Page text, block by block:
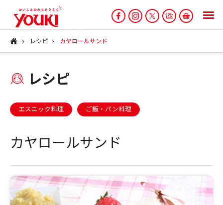
レシピ カヤロールサンド
レシピ
エスニック料理 ご飯・パン料理
カヤロールサンド